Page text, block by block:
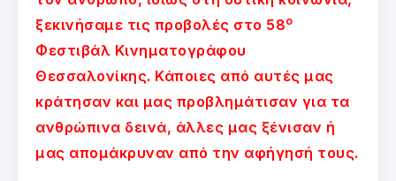
ξεκινήσαμε τις προβολές στο 58ο
Φεστιβάλ Κινηματογράφου
Θεσσαλονίκης. Κάποιες από αυτές μας
κράτησαν και μας προβλημάτισαν για τα
ανθρώπινα δεινά, άλλες μας ξένισαν ή
μας απομάκρυναν από την αφήγησή τους.